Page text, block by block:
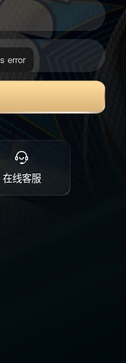
在线客服